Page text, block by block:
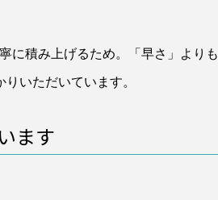
に積み上げるため。「早さ」よりも
いただいています。
ます